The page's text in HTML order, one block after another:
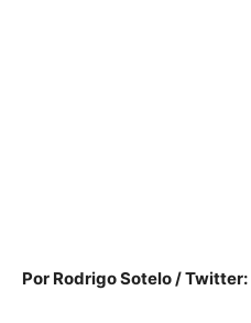
Por Rodrigo Sotelo / Twitter: